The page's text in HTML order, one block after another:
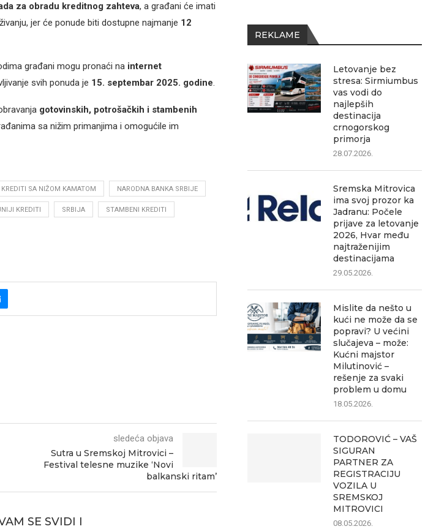
za obradu kreditnog zahteva, a građani će imati
jer će ponude biti dostupne najmanje 12
građani mogu pronaći na internet
svih ponuda je 15. septembar 2025. godine
gotovinskih, potrošačkih i stambenih
sa nižim primanjima i omogućile im
KREDITI SA NIŽOM KAMATOM NARODNA BANKA SRBIJE
KREDITI SRBIJA STAMBENI KREDITI
sledeća objava
Sutra u Sremskoj Mitrovici –
Festival telesne muzike ‘Novi
balkanski ritam’
SE SVIDI I
REKLAME
Letovanje bez
stresa: Sirmiumbus
vas vodi do
najlepših
destinacija
crnogorskog
primorja
28.07.2026.
Sremska Mitrovica
ima svoj prozor ka
Jadranu: Počele
prijave za letovanje
2026, Hvar među
najtraženijim
destinacijama
29.05.2026.
Mislite da nešto u
kući ne može da se
popravi? U većini
slučajeva – može:
Kućni majstor
Milutinović –
rešenje za svaki
problem u domu
18.05.2026.
TODOROVIĆ – VAŠ
SIGURAN
PARTNER ZA
REGISTRACIJU
VOZILA U
SREMSKOJ
MITROVICI
08.05.2026.